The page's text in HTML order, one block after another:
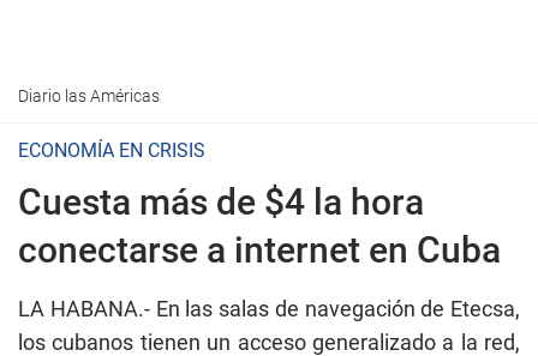
Diario las Américas
ECONOMÍA EN CRISIS
Cuesta más de $4 la hora
conectarse a internet en Cuba
LA HABANA.- En las salas de navegación de Etecsa,
los cubanos tienen un acceso generalizado a la red,